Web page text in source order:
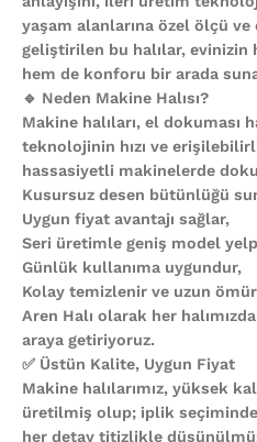
yaşam alanlarına özel ölçü
geliştirilen bu halılar, evinizin
hem de konforu bir arada
🔹 Neden Makine Halısı?
Makine halıları, el dokuması
teknolojinin hızı ve
hassasiyetli makinelerde
Kusursuz desen bütünlüğü
Uygun fiyat avantajı sağlar,
Seri üretimle geniş model
Günlük kullanıma uygundur,
Kolay temizlenir ve uzun
Aren Halı olarak her
araya getiriyoruz.
✅ Üstün Kalite, Uygun Fiyat
Makine halılarımız, yüksek
üretilmiş olup; iplik
her detay titizlikle